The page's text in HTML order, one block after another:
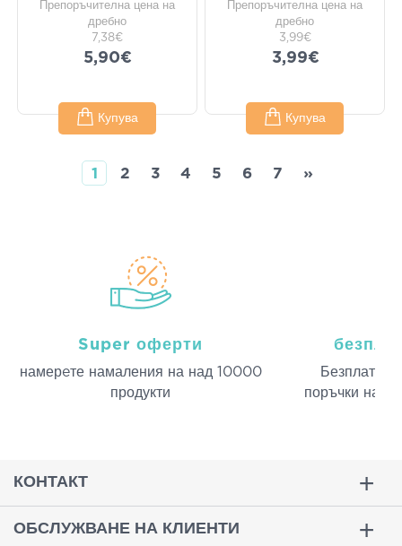
Препоръчителна цена на
дребно
7,38€
5,90€
Купува
Препоръчителна цена на
дребно
3,99€
3,99€
Купува
1 2 3 4 5 6 7 »
Super оферти
намерeте намаления на над 10000
продукти
Безплатна
поръчки над
КОНТАКТ
ОБСЛУЖВАНЕ НА КЛИЕНТИ